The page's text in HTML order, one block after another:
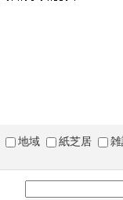
地域 紙芝居